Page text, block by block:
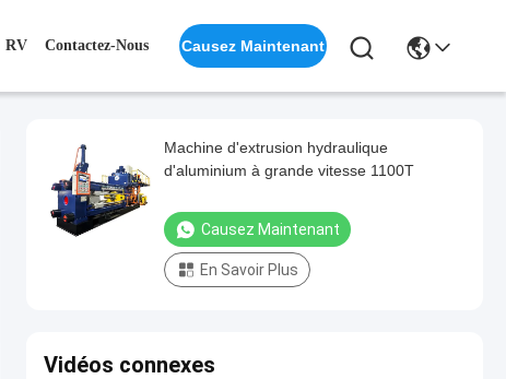
RV Contactez-Nous Causez Maintenant
Machine d'extrusion hydraulique
d'aluminium à grande vitesse 1100T
Causez Maintenant
En Savoir Plus
Vidéos connexes